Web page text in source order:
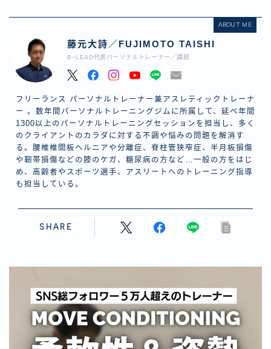
ABOUT ME
藤元大詩／FUJIMOTO TAISHI
B−LEAD代表パーソナルトレーナー／講師
フリーランス パーソナルトレーナー兼アスレティックトレーナ
ー 。数年間パーソナルトレーニングジムに所属して、延べ年間
1300以上のパーソナルトレーニングセッションを担当し、多く
のクライアントのカラダに対する不調や悩みの問題を解消す
る。腰椎椎間板ヘルニアや分離症、脊柱管狭窄症、半月板損傷
や靭帯損傷などの膝のケガ、糖尿病の方など…一般の方をはじ
め、高齢者やスポーツ選手、アスリートへのトレーニング指導
も担当している。
SHARE